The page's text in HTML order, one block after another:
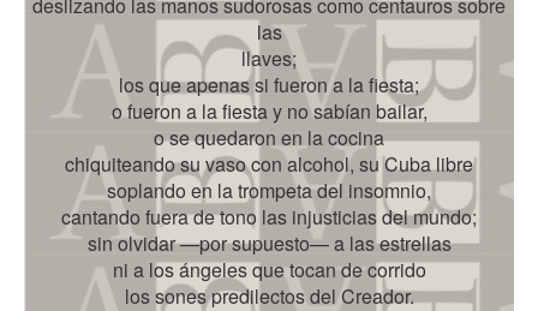
las
llaves;
los que apenas si fueron a la fiesta;
o fueron a la fiesta y no sabían bailar,
o se quedaron en la cocina
chiquiteando su vaso con alcohol, su Cuba libre
soplando en la trompeta del insomnio,
cantando fuera de tono las injusticias del mundo;
sin olvidar —por supuesto— a las estrellas
ni a los ángeles que tocan de corrido
los sones predilectos del Creador.